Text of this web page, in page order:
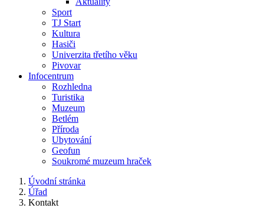
Sport
TJ Start
Kultura
Hasiči
Univerzita třetího věku
Pivovar
Infocentrum
Rozhledna
Turistika
Muzeum
Betlém
Příroda
Ubytování
Geofun
Soukromé muzeum hraček
Úvodní stránka
Úřad
Kontakt